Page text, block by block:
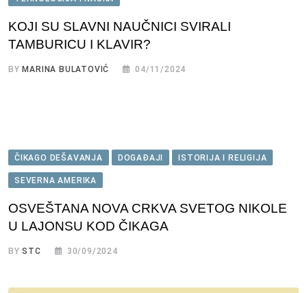
KOJI SU SLAVNI NAUČNICI SVIRALI
TAMBURICU I KLAVIR?
BY MARINA BULATOVIĆ 04/11/2024
ČIKAGO DEŠAVANJA DOGAĐAJI ISTORIJA I RELIGIJA
SEVERNA AMERIKA
OSVEŠTANA NOVA CRKVA SVETOG NIKOLE
U LAJONSU KOD ČIKAGA
BYSTC 30/09/2024